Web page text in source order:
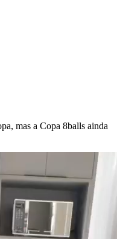
mas a Copa 8balls ainda